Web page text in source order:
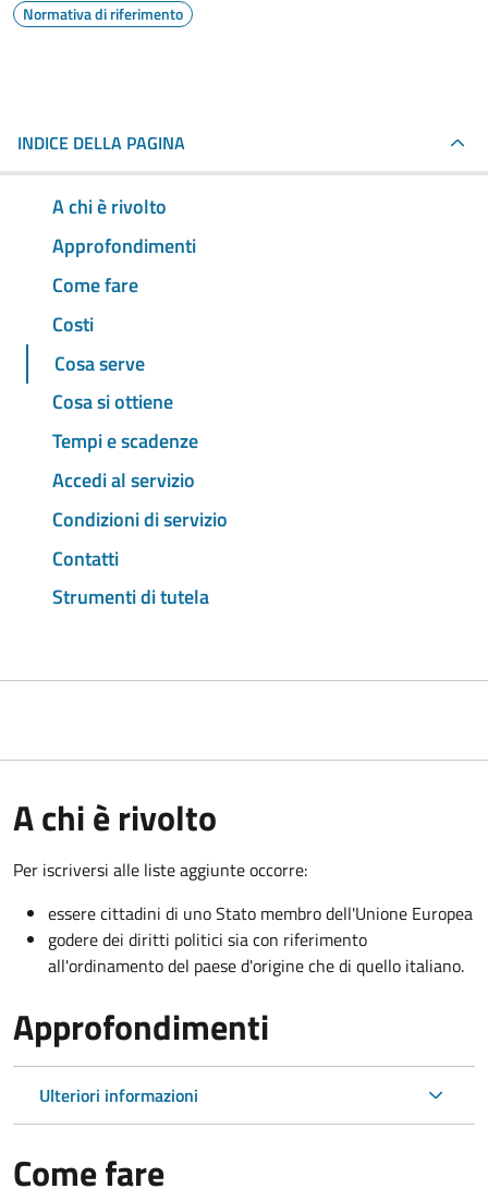
Normativa di riferimento
INDICE DELLA PAGINA
A chi è rivolto
Approfondimenti
Come fare
Costi
Cosa serve
Cosa si ottiene
Tempi e scadenze
Accedi al servizio
Condizioni di servizio
Contatti
Strumenti di tutela
A chi è rivolto
Per iscriversi alle liste aggiunte occorre:
essere cittadini di uno Stato membro dell'Unione Europea
godere dei diritti politici sia con riferimento
all'ordinamento del paese d'origine che di quello italiano.
Approfondimenti
Ulteriori informazioni
Come fare